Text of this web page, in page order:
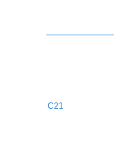
C21